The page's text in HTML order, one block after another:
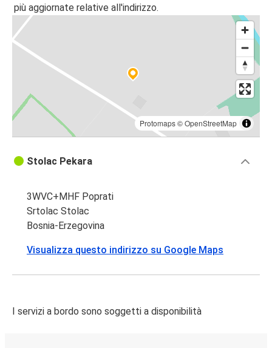
più aggiornate relative all'indirizzo.
Protomaps©OpenStreetMap
Stolac Pekara
3WVC+MHF Poprati
Srtolac Stolac
Bosnia-Erzegovina
Visualizza questo indirizzo su Google Maps
I servizi a bordo sono soggetti a disponibilità